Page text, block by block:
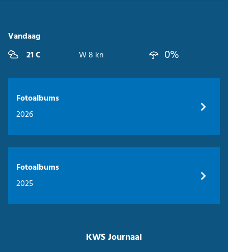
Vandaag
21 C
W 8 kn 0%
Fotoalbums
2026
Fotoalbums
2025
KWS Journaal